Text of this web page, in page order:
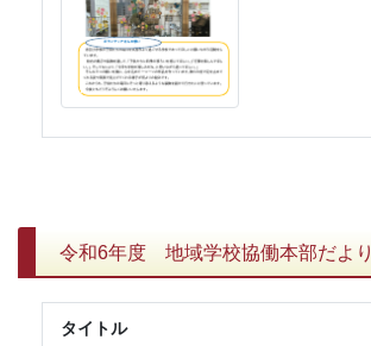
令和6年度 地域学校協働本部だより
タイトル